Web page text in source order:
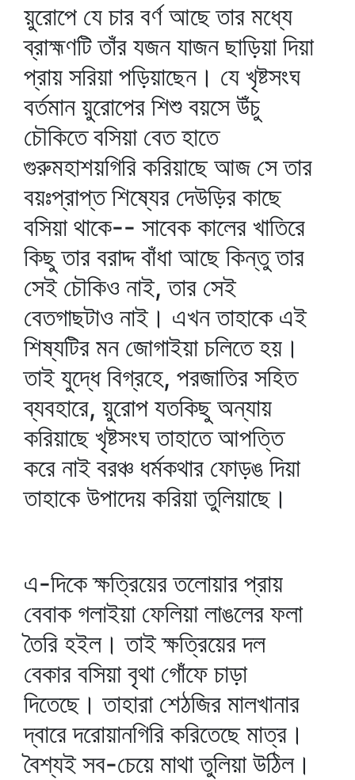
য়ুরোপে যে চার বর্ণ আছে তার মধ্যে
ব্রাহ্মণটি তাঁর যজন যাজন ছাড়িয়া দিয়া
প্রায় সরিয়া পড়িয়াছেন। যে খৃষ্টসংঘ
বর্তমান য়ুরোপের শিশু বয়সে উঁচু
চৌকিতে বসিয়া বেত হাতে
গুরুমহাশয়গিরি করিয়াছে আজ সে তার
বয়ঃপ্রাপ্ত শিষ্যের দেউড়ির কাছে
বসিয়া থাকে-- সাবেক কালের খাতিরে
কিছু তার বরাদ্দ বাঁধা আছে কিন্তু তার
সেই চৌকিও নাই, তার সেই
বেতগাছটাও নাই। এখন তাহাকে এই
শিষ্যটির মন জোগাইয়া চলিতে হয়।
তাই যুদ্ধে বিগ্রহে, পরজাতির সহিত
ব্যবহারে, য়ুরোপ যতকিছু অন্যায়
করিয়াছে খৃষ্টসংঘ তাহাতে আপত্তি
করে নাই বরঞ্চ ধর্মকথার ফোড়ঙ দিয়া
তাহাকে উপাদেয় করিয়া তুলিয়াছে।
এ-দিকে ক্ষত্রিয়ের তলোয়ার প্রায়
বেবাক গলাইয়া ফেলিয়া লাঙলের ফলা
তৈরি হইল। তাই ক্ষত্রিয়ের দল
বেকার বসিয়া বৃথা গোঁফে চাড়া
দিতেছে। তাহারা শেঠজির মালখানার
দ্বারে দরোয়ানগিরি করিতেছে মাত্র।
বৈশ্যই সব-চেয়ে মাথা তুলিয়া উঠিল।